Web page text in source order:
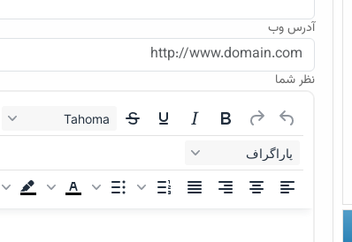
آدرس وب
نظر شما
Tahoma
پاراگراف